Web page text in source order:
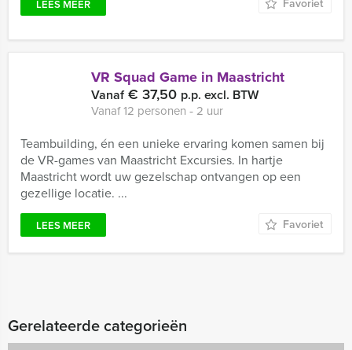
LEES MEER Favoriet
VR Squad Game in Maastricht
Vanaf€ 37,50 p.p. excl. BTW
Vanaf 12 personen ‐ 2 uur
Teambuilding, én een unieke ervaring komen samen bij
de VR-games van Maastricht Excursies. In hartje
Maastricht wordt uw gezelschap ontvangen op een
gezellige locatie. ...
LEES MEER Favoriet
Gerelateerde categorieën